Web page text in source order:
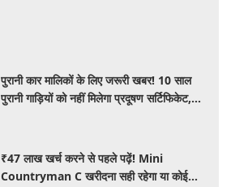
पुरानी कार मालिकों के लिए जरूरी खबर! 10 साल
पुरानी गाड़ियों को नहीं मिलेगा प्रदूषण सर्टिफिकेट,
₹47 लाख खर्च करने से पहले पढ़ें! Mini
Countryman C खरीदना सही रहेगा या कोई